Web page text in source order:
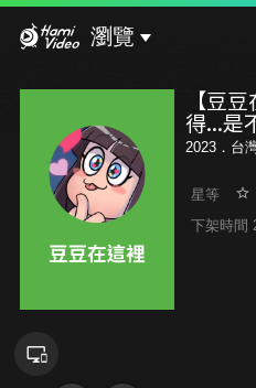
瀏覽
【豆
得...是
2023．台
星等
下架時間